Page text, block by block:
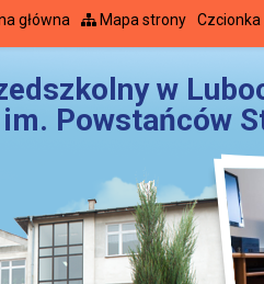
główna Mapa strony Czcionka
w
Powstańców